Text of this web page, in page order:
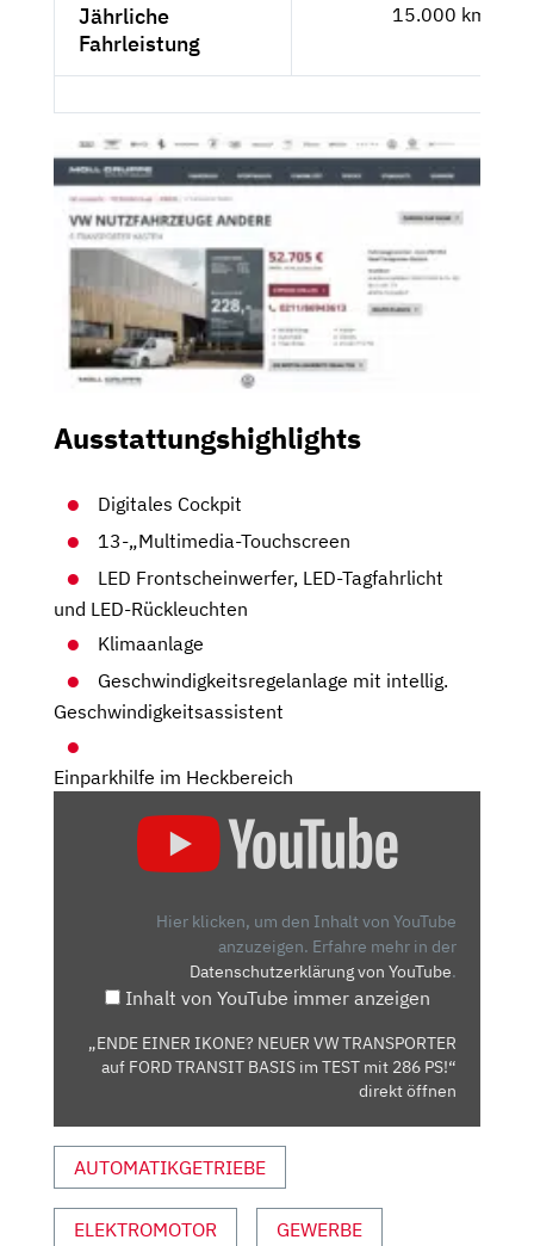
Jährliche
Fahrleistung
15.000 km
Ausstattungshighlights
Digitales Cockpit
13-„Multimedia-Touchscreen
LED Frontscheinwerfer, LED-Tagfahrlicht
und LED-Rückleuchten
Klimaanlage
Geschwindigkeitsregelanlage mit intellig.
Geschwindigkeitsassistent
Einparkhilfe im Heckbereich
TRANSIT
BASIS
MIT
286
PS!“
VON
Hier klicken, um den Inhalt von YouTube
anzuzeigen. Erfahre mehr in der
Datenschutzerklärung von YouTube.
Inhalt von YouTube immer anzeigen
„ENDE EINER IKONE? NEUER VW TRANSPORTER
auf FORD TRANSIT BASIS im TEST mit 286 PS!“
direkt öffnen
AUTOMATIKGETRIEBE
ELEKTROMOTOR GEWERBE